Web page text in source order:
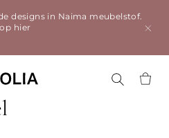
designs in Naima meubelstof.
hier